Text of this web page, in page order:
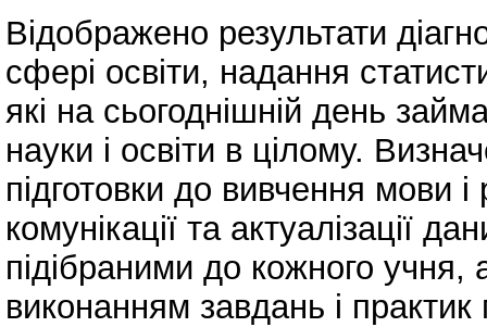
Відображено результати
сфері освіти, надання
які на сьогоднішній день
науки і освіти в цілому.
підготовки до вивчення мови
комунікації та актуалізації
підібраними до кожного
виконанням завдань і практик